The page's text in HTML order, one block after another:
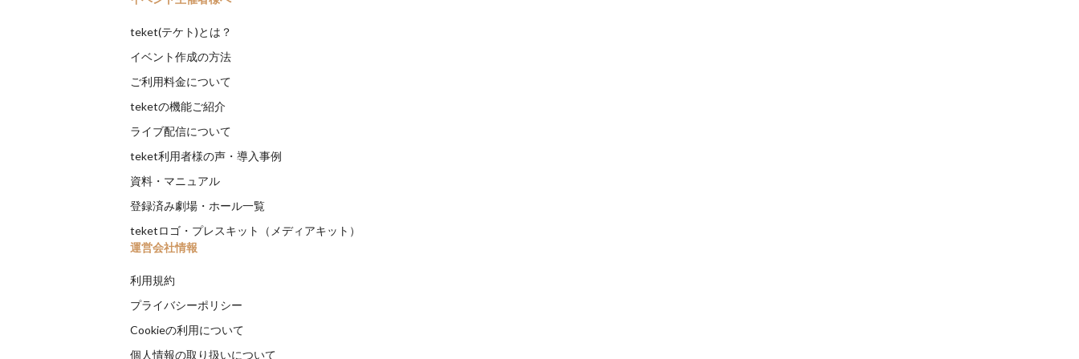
teket(テケト)とは？
イベント作成の方法
ご利用料金について
teketの機能ご紹介
ライブ配信について
teket利用者様の声・導入事例
資料・マニュアル
登録済み劇場・ホール一覧
teketロゴ・プレスキット（メディアキット）
運営会社情報
利用規約
プライバシーポリシー
Cookieの利用について
個人情報の取り扱いについて